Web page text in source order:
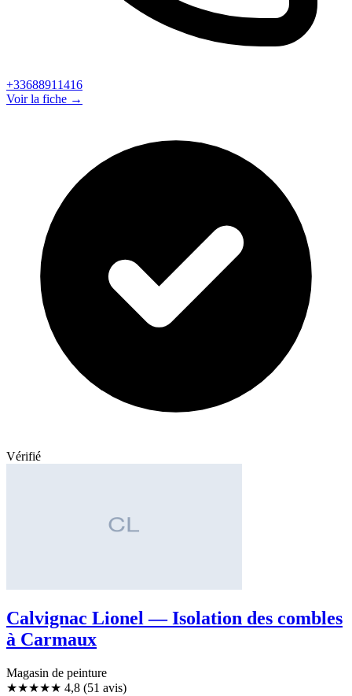
+33688911416
Voir la fiche →
Vérifié
Calvignac Lionel — Isolation des combles
à Carmaux
Magasin de peinture
★★★★★ 4,8 (51 avis)